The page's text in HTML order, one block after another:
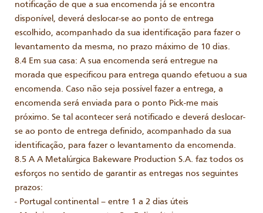
notificação de que a sua encomenda já se encontra
disponível, deverá deslocar-se ao ponto de entrega
escolhido, acompanhado da sua identificação para fazer o
levantamento da mesma, no prazo máximo de 10 dias.
8.4 Em sua casa: A sua encomenda será entregue na
morada que especificou para entrega quando efetuou a sua
encomenda. Caso não seja possível fazer a entrega, a
encomenda será enviada para o ponto Pick-me mais
próximo. Se tal acontecer será notificado e deverá deslocar-
se ao ponto de entrega definido, acompanhado da sua
identificação, para fazer o levantamento da encomenda.
8.5 A A Metalúrgica Bakeware Production S.A. faz todos os
esforços no sentido de garantir as entregas nos seguintes
prazos:
- Portugal continental – entre 1 a 2 dias úteis